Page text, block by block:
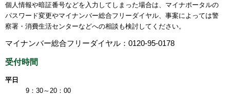
個人情報や暗証番号などを入力してしまった場合は、マイナポータルの
パスワード変更やマイナンバー総合フリーダイヤル、事案によっては警
察署・消費生活センターなどへの相談も検討してください。
マイナンバー総合フリーダイヤル：0120-95-0178
受付時間
平日
9：30～20：00